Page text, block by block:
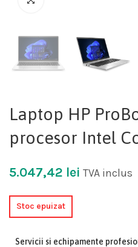
Laptop HP
procesor Intel
5.047,42 lei TVA inclus
Stoc epuizat
Servicii si echipamente